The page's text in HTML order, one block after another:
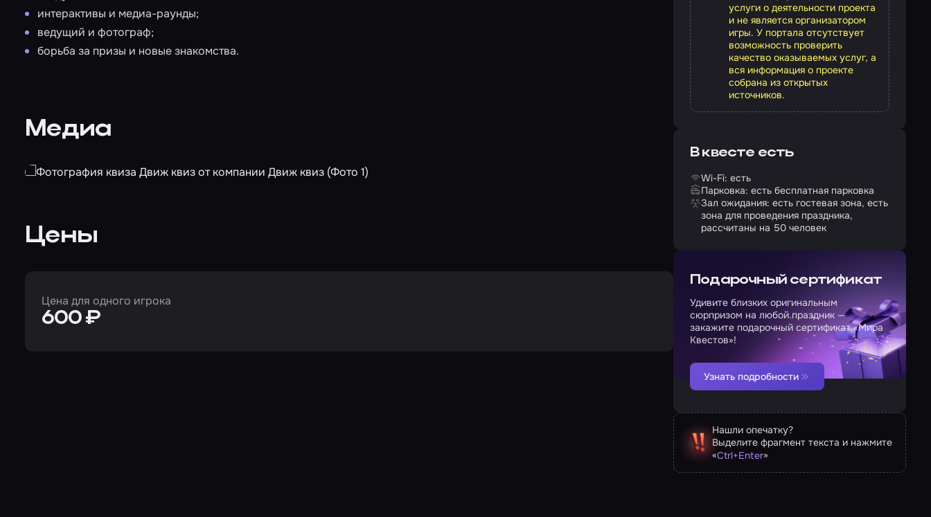
интерактивы и медиа-раунды;
ведущий и фотограф;
борьба за призы и новые знакомства.
Медиа
Цены
Цена для одного игрока
600 ₽
услуги о деятельности проекта
и не является организатором
игры. У портала отсутствует
возможность проверить
качество оказываемых услуг, а
вся информация о проекте
собрана из открытых
источников.
В квесте есть
Wi-Fi: есть
Парковка: есть бесплатная парковка
Зал ожидания: есть гостевая зона, есть
зона для проведения праздника,
рассчитаны на 50 человек
Подарочный сертификат
Удивите близких оригинальным
сюрпризом на любой праздник —
закажите подарочный сертификат «Мира
Квестов»!
Узнать подробности
Нашли опечатку?
Выделите фрагмент текста и нажмите
«Ctrl+Enter»